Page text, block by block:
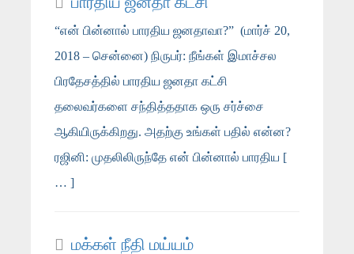
“என் பின்னால் பாரதிய ஜனதாவா?” (மார்ச் 20,
2018 – சென்னை) நிருபர்: நீங்கள் இமாச்சல
பிரதேசத்தில் பாரதிய ஜனதா கட்சி
தலைவர்களை சந்தித்ததாக ஒரு சர்ச்சை
ஆகியிருக்கிறது. அதற்கு உங்கள் பதில் என்ன?
ரஜினி: முதலிலிருந்தே என் பின்னால் பாரதிய [
… ]
மக்கள் நீதி மய்யம்